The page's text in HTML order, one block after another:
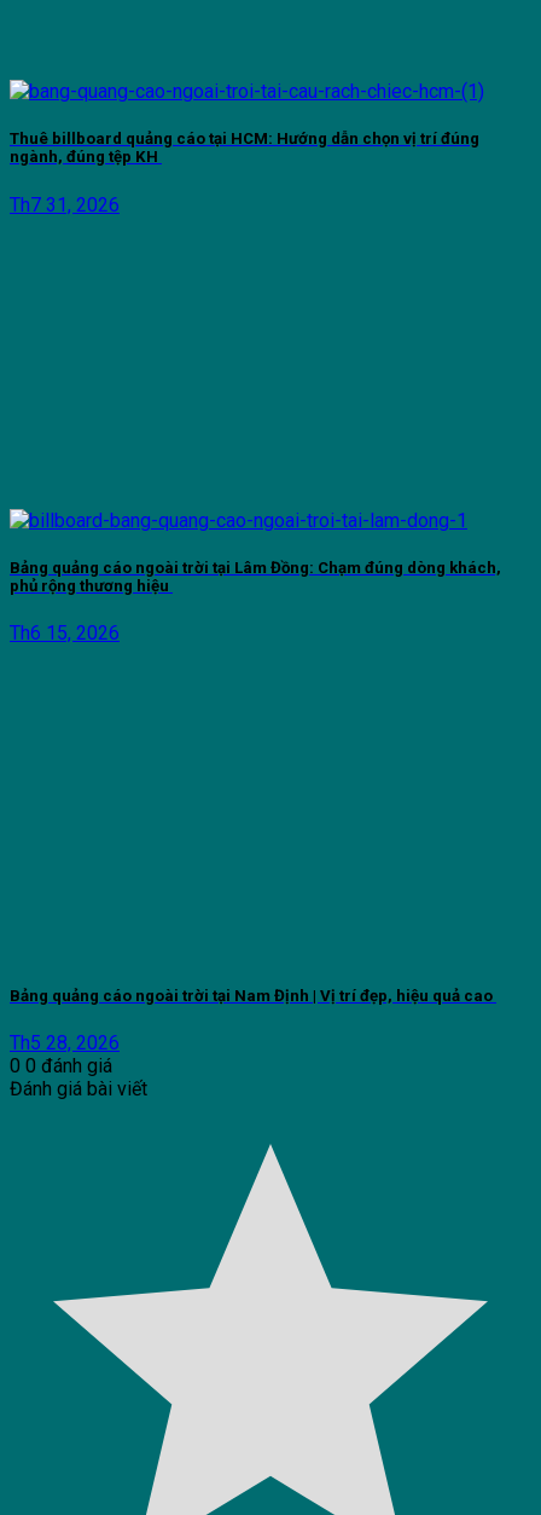
Thuê billboard quảng cáo tại HCM: Hướng dẫn chọn vị trí đúng
ngành, đúng tệp KH
Th7 31, 2026
Bảng quảng cáo ngoài trời tại Lâm Đồng: Chạm đúng dòng khách,
phủ rộng thương hiệu
Th6 15, 2026
Bảng quảng cáo ngoài trời tại Nam Định | Vị trí đẹp, hiệu quả cao
Th5 28, 2026
0 0 đánh giá
Đánh giá bài viết